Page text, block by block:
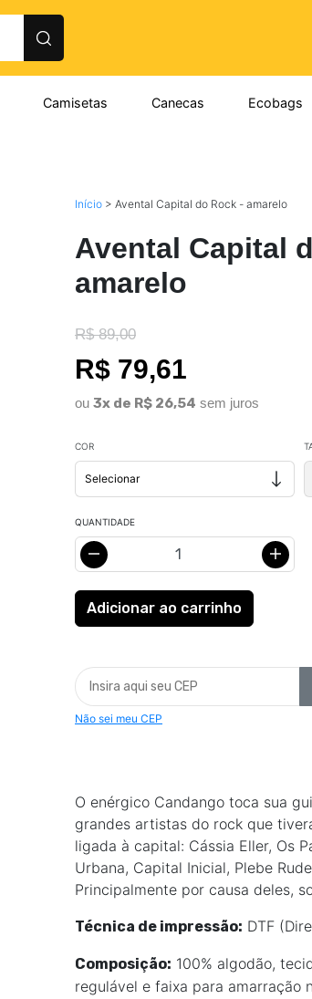
Camisetas Canecas Ecobags
Início > Avental Capital do Rock - amarelo
Avental Capital
amarelo
R$ 89,00
R$ 79,61
ou 3x de R$ 26,54 sem juros
COR
QUANTIDADE
Não sei meu CEP
O enérgico Candango toca sua
grandes artistas do rock que
ligada à capital: Cássia Eller, Os
Urbana, Capital Inicial, Plebe
Principalmente por causa deles,
Técnica de impressão: DTF
Composição: 100% algodão,
regulável e faixa para amarração